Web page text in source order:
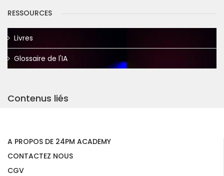
RESSOURCES
Livres
Glossaire de l'IA
Contenus liés
A PROPOS DE 24PM ACADEMY
CONTACTEZ NOUS
CGV